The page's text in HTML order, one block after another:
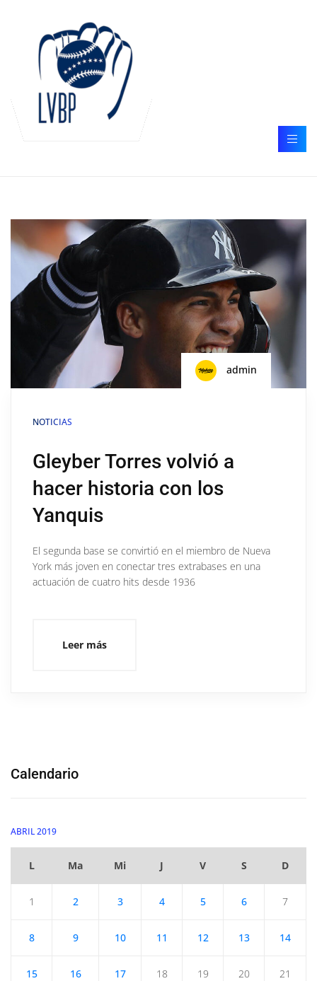
admin
NOTICIAS
Gleyber Torres volvió a
hacer historia con los
Yanquis
El segunda base se convirtió en el miembro de Nueva
York más joven en conectar tres extrabases en una
actuación de cuatro hits desde 1936
Leer más
Calendario
ABRIL 2019
L Ma Mi J V S D
1 2 3 4 5 6 7
8 9 10 11 12 13 14
15 16 17 18 19 20 21